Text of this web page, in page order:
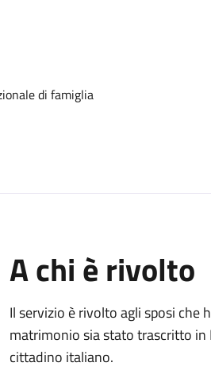
di famiglia
A chi è rivolto
Il servizio è rivolto agli sposi
matrimonio sia stato trascritto in
cittadino italiano.